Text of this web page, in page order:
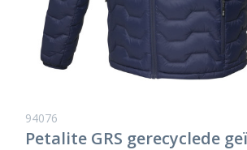
94076
Petalite GRS gerecyclede